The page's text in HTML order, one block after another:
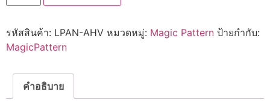
รหัสสินค้า: LPAN-AHV หมวดหมู่: Magic Pattern ป้ายกำกับ:
MagicPattern
คำอธิบาย